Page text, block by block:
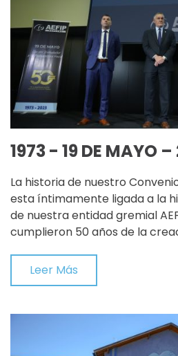
1973 - 19 DE MAYO
La historia de nuestro
esta íntimamente ligada a la
de nuestra entidad gremial
cumplieron 50 años de la
Leer Más